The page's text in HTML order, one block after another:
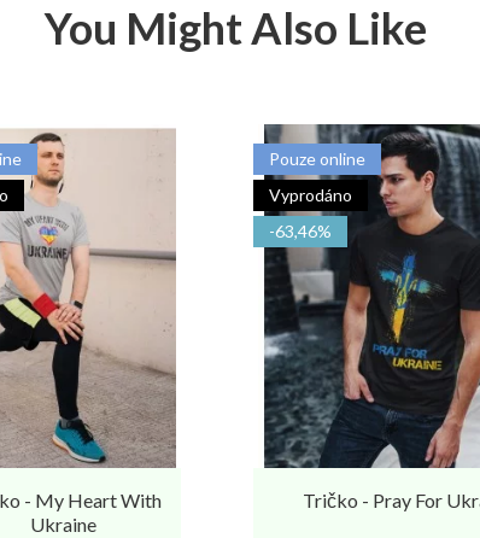
You Might Also Like
- My Heart With
Ukraine
Tričko - Pray For
Pouze online
Vyprodáno
-63,46%